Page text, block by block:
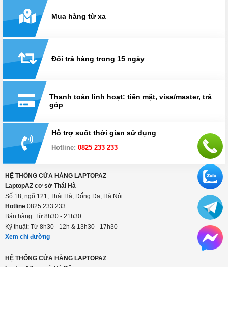
Mua hàng từ xa
Đổi trả hàng trong 15 ngày
Thanh toán linh hoạt: tiền mặt, visa/master, trả
góp
Hỗ trợ suốt thời gian sử dụng
Hotline: 0825 233 233
HỆ THỐNG CỬA HÀNG LAPTOPAZ
LaptopAZ cơ sở Thái Hà
Số 18, ngõ 121, Thái Hà, Đống Đa, Hà Nội
Hotline 0825 233 233
Bán hàng: Từ 8h30 - 21h30
Kỹ thuật: Từ 8h30 - 12h & 13h30 - 17h30
Xem chỉ đường
HỆ THỐNG CỬA HÀNG LAPTOPAZ
LaptopAZ cơ sở Hà Đông